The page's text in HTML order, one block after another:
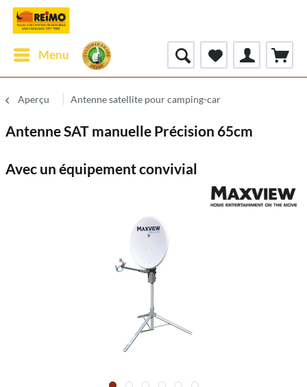
Menu
Aperçu Antenne satellite pour camping-car
Antenne SAT manuelle Précision 65cm
Avec un équipement convivial